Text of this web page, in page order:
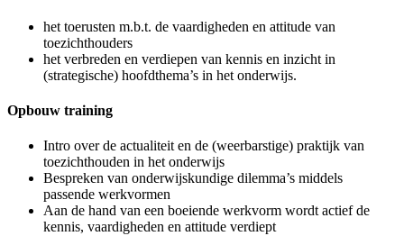
het toerusten m.b.t. de vaardigheden en attitude van
toezichthouders
het verbreden en verdiepen van kennis en inzicht in
(strategische) hoofdthema’s in het onderwijs.
Opbouw training
Intro over de actualiteit en de (weerbarstige) praktijk van
toezichthouden in het onderwijs
Bespreken van onderwijskundige dilemma’s middels
passende werkvormen
Aan de hand van een boeiende werkvorm wordt actief de
kennis, vaardigheden en attitude verdiept